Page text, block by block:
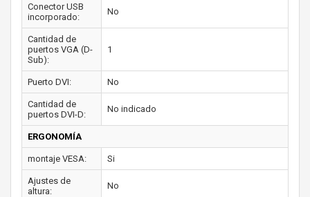
Conector USB
incorporado:
No
Cantidad de
puertos VGA (D-
Sub):
1
Puerto DVI: No
Cantidad de
puertos DVI-D:
No indicado
ERGONOMÍA
montaje VESA: Si
Ajustes de
altura:
No